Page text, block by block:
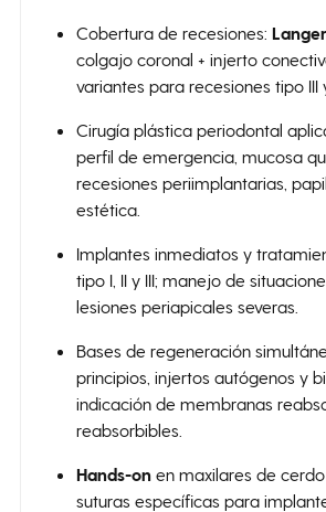
Cobertura de recesiones:
colgajo coronal + injerto
variantes para recesiones tipo III
Cirugía plástica periodontal
perfil de emergencia, mucosa
recesiones periimplantarias,
estética.
Implantes inmediatos y
tipo I, II y III; manejo de
lesiones periapicales severas.
Bases de regeneración
principios, injertos autógenos y
indicación de membranas
reabsorbibles.
Hands-on en maxilares de
suturas específicas para